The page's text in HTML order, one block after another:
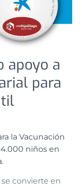
16, 2018
apoyo a
para
la Vacunación
niños en
se convierte en